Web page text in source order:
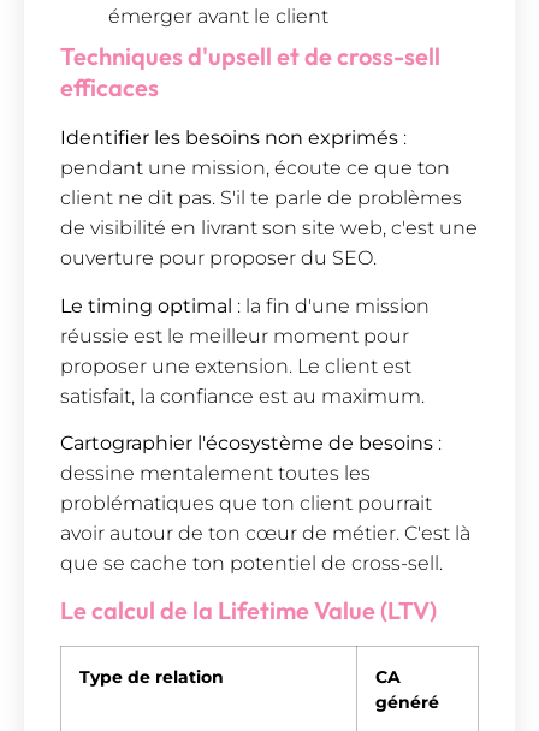
émerger avant le client
Techniques d'upsell et de cross-sell
efficaces
Identifier les besoins non exprimés :
pendant une mission, écoute ce que ton
client ne dit pas. S'il te parle de problèmes
de visibilité en livrant son site web, c'est une
ouverture pour proposer du SEO.
Le timing optimal : la fin d'une mission
réussie est le meilleur moment pour
proposer une extension. Le client est
satisfait, la confiance est au maximum.
Cartographier l'écosystème de besoins :
dessine mentalement toutes les
problématiques que ton client pourrait
avoir autour de ton cœur de métier. C'est là
que se cache ton potentiel de cross-sell.
Le calcul de la Lifetime Value (LTV)
Type de relation
CA
généré